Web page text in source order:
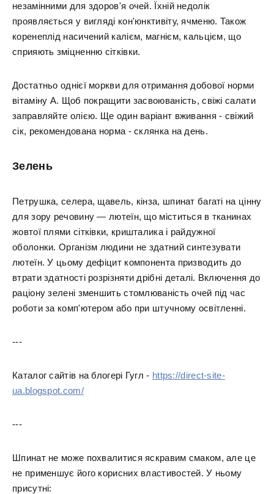
незамінними для здоров'я очей. Їхній недолік
проявляється у вигляді кон'юнктивіту, ячменю. Також
коренеплід насичений калієм, магнієм, кальцієм, що
сприяють зміцненню сітківки.
Достатньо однієї моркви для отримання добової норми
вітаміну А. Щоб покращити засвоюваність, свіжі салати
заправляйте олією. Ще один варіант вживання - свіжий
сік, рекомендована норма - склянка на день.
Зелень
Петрушка, селера, щавель, кінза, шпинат багаті на цінну
для зору речовину — лютеїн, що міститься в тканинах
жовтої плями сітківки, кришталика і райдужної
оболонки. Організм людини не здатний синтезувати
лютеїн. У цьому дефіцит компонента призводить до
втрати здатності розрізняти дрібні деталі. Включення до
раціону зелені зменшить стомлюваність очей під час
роботи за комп'ютером або при штучному освітленні.
---
Каталог сайтів на блогері Гугл - https://direct-site-
ua.blogspot.com/
---
Шпинат не може похвалитися яскравим смаком, але це
не применшує його корисних властивостей. У ньому
присутні: